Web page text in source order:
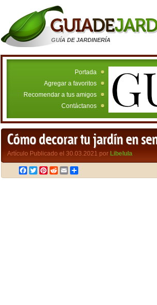
GUÍA DE JARDINERÍA
Portada
Agregar a favoritos
Recomendar a tus amigos
Contáctanos
Cómo decorar tu jardín en
Artículo Publicado el 30.03.2021 por Libelula
Facebook
TwitterPinterest
RedditEmail